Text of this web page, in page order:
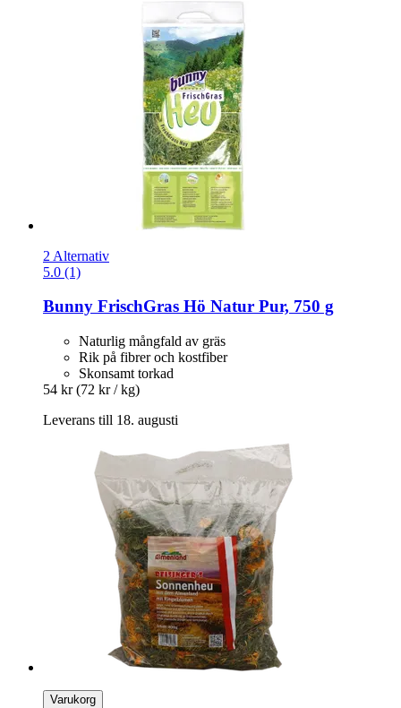
2 Alternativ
5.0 (1)
Bunny FrischGras Hö Natur Pur, 750 g
Naturlig mångfald av gräs
Rik på fibrer och kostfiber
Skonsamt torkad
54 kr (72 kr / kg)
Leverans till 18. augusti
Varukorg